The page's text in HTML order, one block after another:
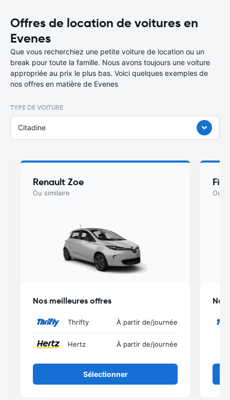
Offres de location de voitures en
Evenes
Que vous recherchiez une petite voiture de location ou un
break pour toute la famille. Nous avons toujours une voiture
appropriée au prix le plus bas. Voici quelques exemples de
nos offres en matière de Evenes
TYPE DE VOITURE
Citadine
Renault Zoe
Ou similaire
Nos meilleures offres
Thrifty À partir de/journée
Hertz À partir de/journée
Sélectionner
Ou
Nos